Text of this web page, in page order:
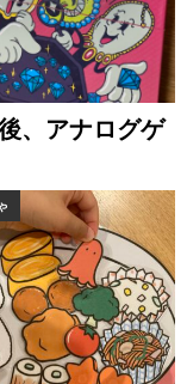
、アナログゲ